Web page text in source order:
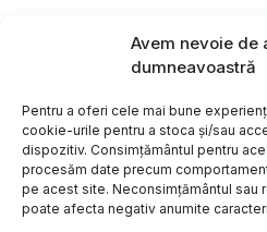
Avem nevoie de
dumneavoastră
Pentru a oferi cele mai bune
cookie-urile pentru a stoca și/sau
dispozitiv. Consimțământul pentru
procesăm date precum
pe acest site. Neconsimțământul sau
poate afecta negativ anumite